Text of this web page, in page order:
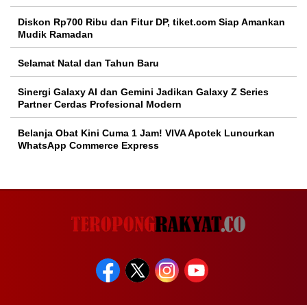
Diskon Rp700 Ribu dan Fitur DP, tiket.com Siap Amankan
Mudik Ramadan
Selamat Natal dan Tahun Baru
Sinergi Galaxy AI dan Gemini Jadikan Galaxy Z Series
Partner Cerdas Profesional Modern
Belanja Obat Kini Cuma 1 Jam! VIVA Apotek Luncurkan
WhatsApp Commerce Express